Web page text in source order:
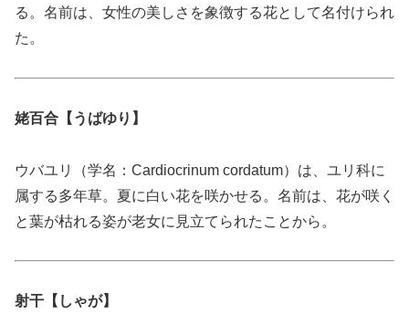
る。名前は、女性の美しさを象徴する花として名付けられ
た。
姥百合【うばゆり】
ウバユリ（学名：Cardiocrinum cordatum）は、ユリ科に
属する多年草。夏に白い花を咲かせる。名前は、花が咲く
と葉が枯れる姿が老女に見立てられたことから。
射干【しゃが】